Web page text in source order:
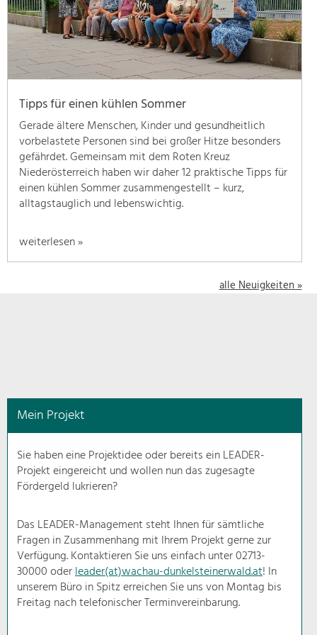
geben
wir
hier
eine
Übersicht
unsere
Themenschwerpunkte.
Für
mehr
Informationen
einfach
das
schon
Natur- &
Landschaftsschutz
Pflege, Regulierung und
Weiterentwicklung.
Ortsbild, Baukultur und nachhaltiges
Siedlungswesen.
Land- & Forstwirtschaft
Bewirtschaftung und Pflege der
Kulturlandschaft.
Tipps für einen kühlen Sommer
Gerade ältere Menschen, Kinder und gesundheitlich
vorbelastete Personen sind bei großer Hitze besonders
gefährdet. Gemeinsam mit dem Roten Kreuz
Niederösterreich haben wir daher 12 praktische Tipps für
einen kühlen Sommer zusammengestellt – kurz,
alltagstauglich und lebenswichtig.
weiterlesen »
alle Neuigkeiten »
Mein Projekt
Sie haben eine Projektidee oder bereits ein LEADER-
Projekt eingereicht und wollen nun das zugesagte
Fördergeld lukrieren?
Das LEADER-Management steht Ihnen für sämtliche
Fragen in Zusammenhang mit Ihrem Projekt gerne zur
Verfügung. Kontaktieren Sie uns einfach unter 02713-
30000 oderleader(at)wachau-dunkelsteinerwald.at! In
unserem Büro in Spitz erreichen Sie uns von Montag bis
Freitag nach telefonischer Terminvereinbarung.